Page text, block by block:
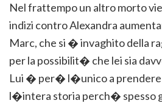
Nel frattempo un altro morto
indizi contro Alexandra
Marc, che si � invaghito della
per la possibilit� che lei sia
Lui � per� l�unico a
l�intera storia perch� spesso